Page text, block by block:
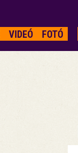
VIDEÓ FOTÓ